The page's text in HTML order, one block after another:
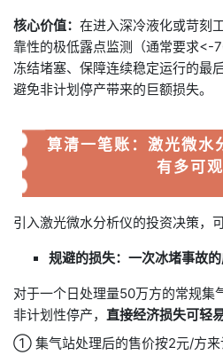
核心价值： 在进入深冷液化或苛刻
靠性的极低露点监测（通常要求<-
冻结堵塞、保障连续稳定运行的最
避免非计划停产带来的巨额损失。
算清一笔账：激光微水
有多可观
引入激光微水分析仪的投资决策，
规避的损失：一次冰堵事故的
对于一个日处理量50万方的常规集
非计划性停产， 直接经济损失可轻
① 集气站处理后的售价按2元/方来